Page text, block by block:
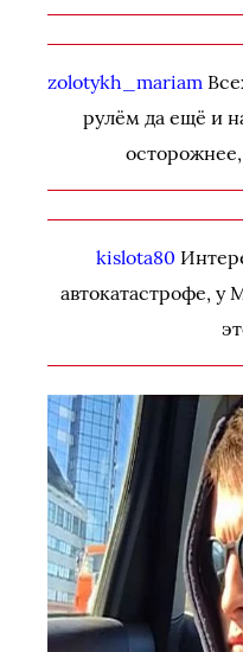
zolotykh_mariam
рулём да ещё и
kislota80
автокатастрофе, у